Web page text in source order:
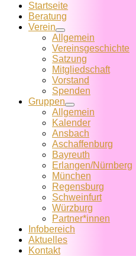
Startseite
Beratung
Verein
Allgemein
Vereins­geschichte
Satzung
Mitglied­schaft
Vorstand
Spenden
Gruppen
Allgemein
Kalender
Ansbach
Aschaffenburg
Bayreuth
Erlangen/Nürnberg
München
Regensburg
Schweinfurt
Würzburg
Partner*innen
Infobereich
Aktuelles
Kontakt